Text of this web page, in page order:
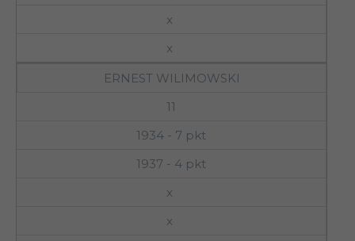
x
x
ERNEST WILIMOWSKI
11
1934 - 7 pkt
1937 - 4 pkt
x
x